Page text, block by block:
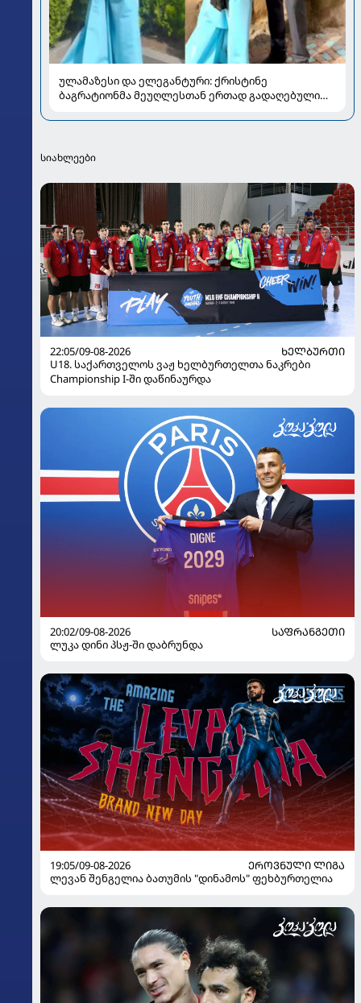
ულამაზესი და ელეგანტური: ქრისტინე
ბაგრატიონმა მეუღლესთან ერთად გადაღებული
სიახლეები
22:05/09-08-2026
ᲮᲔᲚᲑᲣᲠᲗᲘ
U18. საქართველოს ვაჟ ხელბურთელთა ნაკრები
Championship I-ში დაწინაურდა
20:02/09-08-2026
ᲡᲐᲤᲠᲐᲜᲒᲔᲗᲘ
ლუკა დინი პსჟ-ში დაბრუნდა
19:05/09-08-2026
ᲔᲠᲝᲕᲜᲣᲚᲘ ᲚᲘᲒᲐ
ლევან შენგელია ბათუმის "დინამოს" ფეხბურთელია